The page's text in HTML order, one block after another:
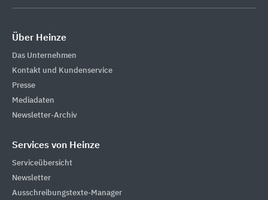
Über Heinze
Das Unternehmen
Kontakt und Kundenservice
Presse
Mediadaten
Newsletter-Archiv
Services von Heinze
Serviceübersicht
Newsletter
Ausschreibungstexte-Manager